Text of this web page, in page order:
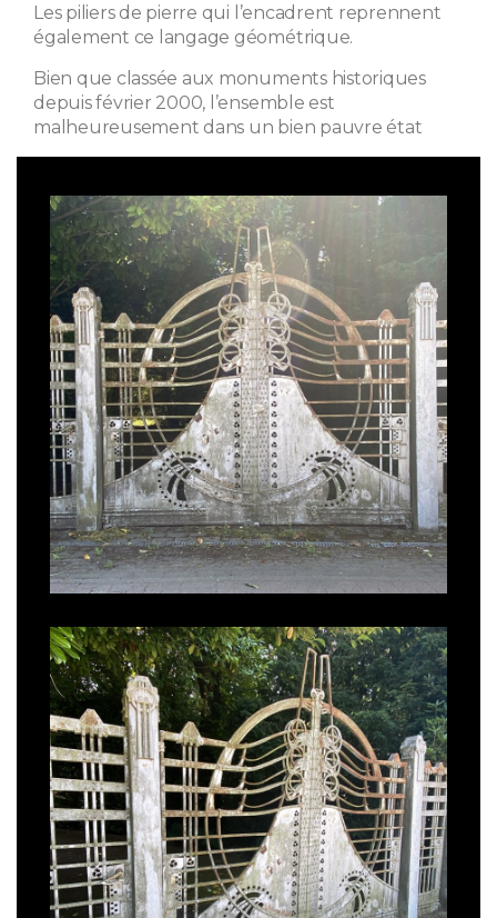
Les piliers de pierre qui l’encadrent reprennent
également ce langage géométrique.
Bien que classée aux monuments historiques
depuis février 2000, l’ensemble est
malheureusement dans un bien pauvre état